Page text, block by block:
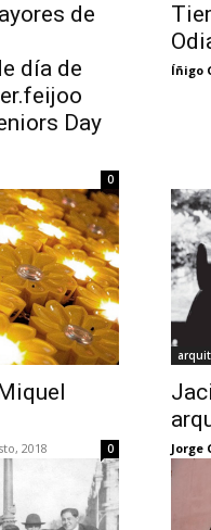
de
día de
Day
0
Íñigo
2018 0 Jorge